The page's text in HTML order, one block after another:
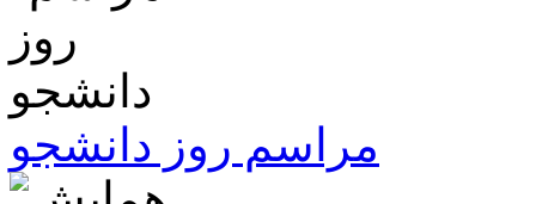
مراسم روز دانشجو